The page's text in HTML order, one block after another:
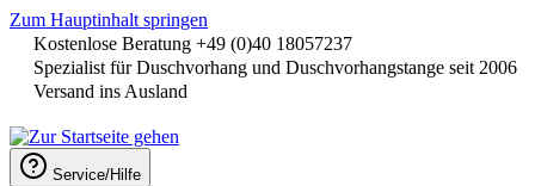
Zum Hauptinhalt springen
Kostenlose Beratung +49 (0)40 18057237
Spezialist für Duschvorhang und Duschvorhangstange seit 2006
Versand ins Ausland
Service/Hilfe